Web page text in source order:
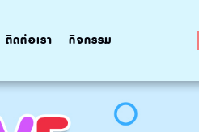
ติดต่อเรา กิจกรรม